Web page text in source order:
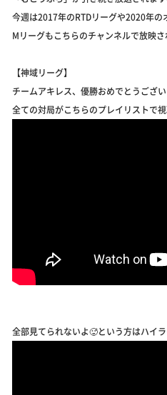
今週は2017年のRTDリーグや2020年の
Mリーグもこちらのチャンネルで放映
【神域リーグ】
チームアキレス、優勝おめでとうござ
全ての対局がこちらのプレイリストで
全部見てられないよ🥵という方はハイ